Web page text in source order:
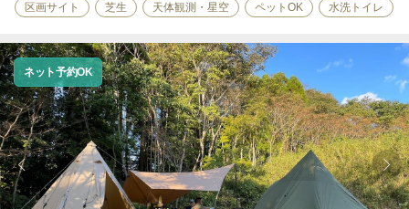
区画サイト 芝生 天体観測・星空 ペットOK 水洗トイレ
ネット予約OK